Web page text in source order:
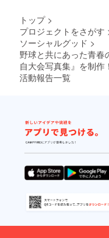
トップ >
プロジェクトをさがす
ソーシャルグッド >
野球と共にあった青春
自大会写真集』を制作！
活動報告一覧